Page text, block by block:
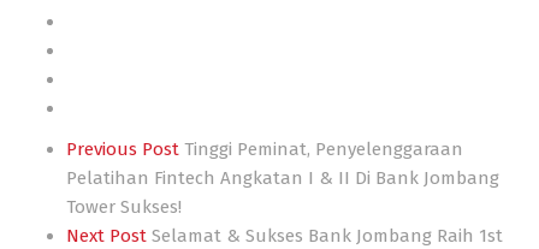
Post
navigation
Previous Post Tinggi Peminat, Penyelenggaraan
Pelatihan Fintech Angkatan I & II Di Bank Jombang
Tower Sukses!
Next Post Selamat & Sukses Bank Jombang Raih 1st